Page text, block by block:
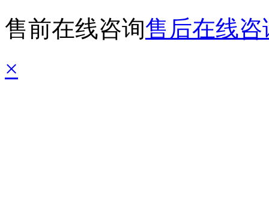
售前在线咨询售后在线咨
×